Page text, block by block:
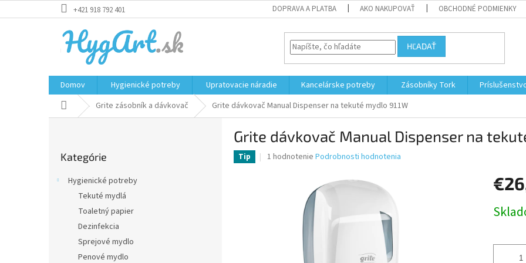
na
+421 918 792 401 DOPRAVA A PLATBA AKO NAKUPOVAŤ OBCHODNÉ PODMIENKY
HĽADAŤ
Domov Hygienické potreby Upratovacie náradie Kancelárske potreby Zásobníky Tork
Domov Grite zásobník a dávkovač Grite dávkovač Manual Dispenser na tekuté mydlo 911W
kategórie
Kategórie
Hygienické potreby
Tekuté mydlá
Toaletný papier
Dezinfekcia
Sprejové mydlo
Penové mydlo
Grite dávkovač Manual Dispenser na
Tip
Priemerné
1 hodnotenie Podrobnosti hodnotenia
cena: